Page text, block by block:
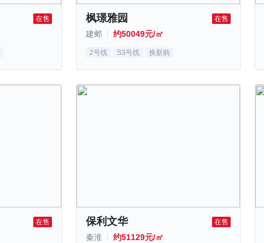
在售 枫璟雅园 在售
建邺 约50049元/㎡
2号线 S3号线 换新购
在售 保利文华 在售
秦淮 约51129元/㎡